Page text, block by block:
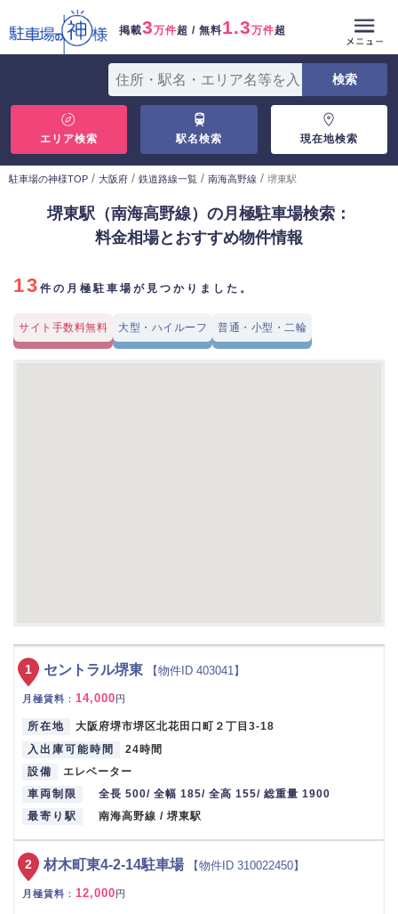
掲載3万件超 / 無料1.3万件超
エリア検索 駅名検索 現在地検索
駐車場の神様TOP / 大阪府 / 鉄道路線一覧 / 南海高野線 / 堺東駅
堺東駅（南海高野線）の月極駐車場検索：
料金相場とおすすめ物件情報
13 件の月極駐車場が見つかりました。
サイト手数料無料 大型・ハイルーフ 普通・小型・二輪
セントラル堺東 【物件ID 403041】
月極賃料 ： 14,000円
所在地
大阪府堺市堺区北花田口町２丁目3-18
入出庫可能時間
24時間
設備
エレベーター
車両制限
全長 500/ 全幅 185/ 全高 155/ 総重量 1900
最寄り駅
南海高野線 / 堺東駅
1
材木町東4-2-14駐車場 【物件ID 310022450】
月極賃料 ： 12,000 円
2